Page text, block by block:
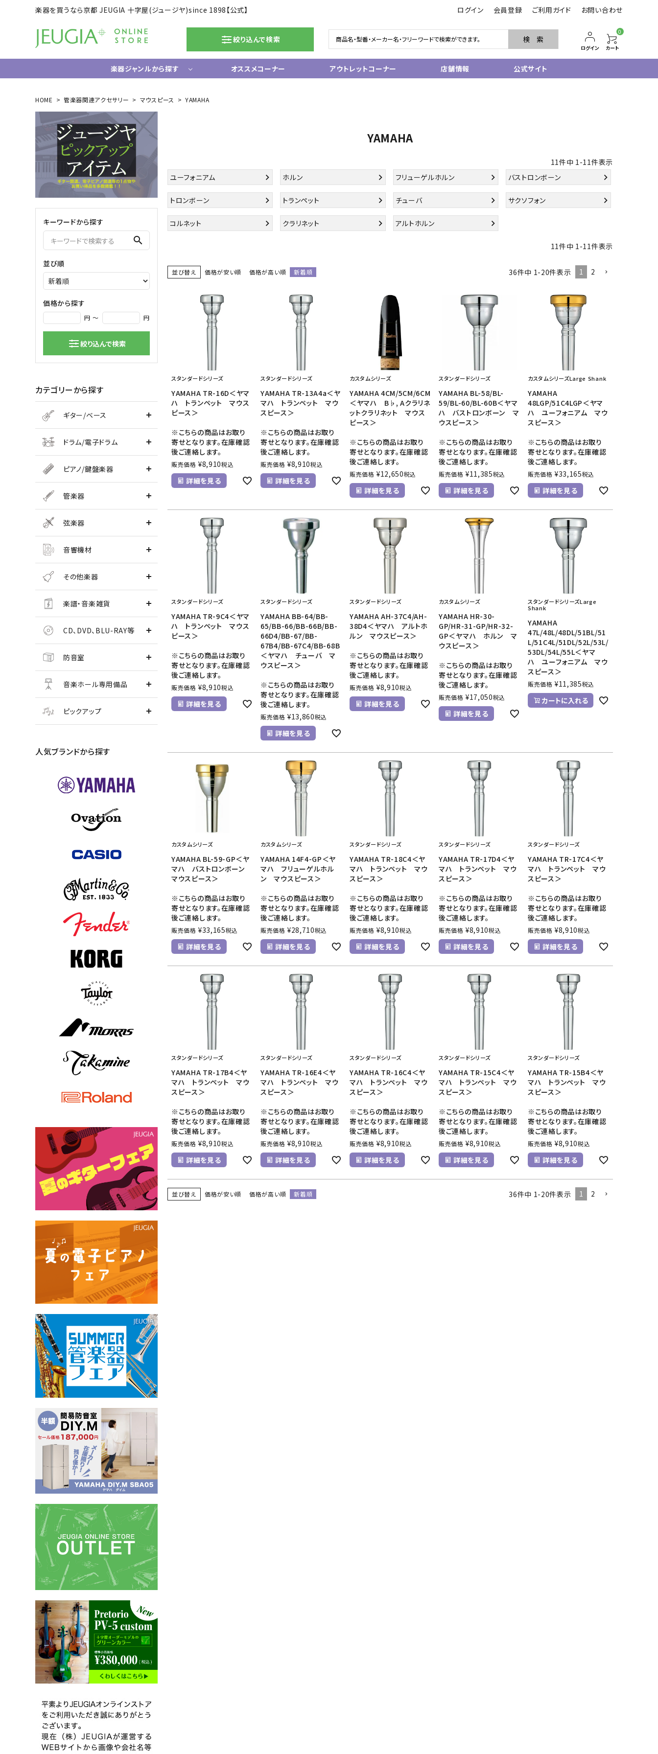
楽器を買うなら京都 JEUGIA 十字屋(ジュージヤ)since 1898【公式】 ログイン 会員登録 ご利用ガイド お問い合わせ
絞り込んで検索 検 索
ログイン
0
カート
楽器ジャンルから探す
ギター/ベース
エレキギター
エレキベース
アコースティックギター
中古ギター・アウトレットギター
ウクレレ
ギター関連小物
アンプ
エフェクター
ライフスタイルグッズ
中古ピアノ
関連アクセサリー
その他金管
中古管楽器
管楽器小物
弦楽器
クラシックギター
ハープ
弦楽器小物
DAW ／ DTM
DJ
マイク
オススメコーナー アウトレットコーナー 店舗情報 公式サイト
HOME 管楽器関連アクセサリー マウスピース YAMAHA
キーワードから探す
search
並び順
価格から探す
円 ～ 円
絞り込んで検索
カテゴリーから探す
ギター/ベース
ドラム/電子ドラム
ピアノ/鍵盤楽器
管楽器
弦楽器
音響機材
その他楽器
楽譜・音楽雑貨
CD、DVD、BLU-RAY等
防音室
音楽ホール専用備品
ピックアップ
人気ブランドから探す
YAMAHA
11件中 1 -11件表示
ユーフォニアム
ホルン フリューゲルホルン バストロンボーン
トロンボーン トランペット チューバ サクソフォン
コルネット クラリネット アルトホルン
11件中 1 -11件表示
並び替え 価格が安い順 価格が高い順 新着順 36件中 1-20件表示 1 2
スタンダードシリーズ
YAMAHA TR-16D＜ヤマ
ハ トランペット マウス
ピース＞
※こちらの商品はお取り
寄せとなります。在庫確認
後ご連絡します。
販売価格 ¥8,910税込
詳細を見る
スタンダードシリーズ
YAMAHA TR-13A4a＜ヤ
マハ トランペット マウ
スピース＞
※こちらの商品はお取り
寄せとなります。在庫確認
後ご連絡します。
販売価格 ¥8,910税込
詳細を見る
カスタムシリーズ
YAMAHA 4CM/5CM/6CM
＜ヤマハ B♭, Aクラリネ
ットクラリネット マウス
ピース＞
※こちらの商品はお取り
寄せとなります。在庫確認
後ご連絡します。
販売価格 ¥12,650税込
詳細を見る
スタンダードシリーズ
YAMAHA BL-58/BL-
59/BL-60/BL-60B＜ヤマ
ハ バストロンボーン マ
ウスピース＞
※こちらの商品はお取り
寄せとなります。在庫確認
後ご連絡します。
販売価格 ¥11,385税込
詳細を見る
カスタムシリーズLarge Shank
YAMAHA
48LGP/51C4LGP＜ヤマ
ハ ユーフォニアム マウ
スピース＞
※こちらの商品はお取り
寄せとなります。在庫確認
後ご連絡します。
販売価格 ¥33,165税込
詳細を見る
スタンダードシリーズ
YAMAHA TR-9C4＜ヤマ
ハ トランペット マウス
ピース＞
※こちらの商品はお取り
寄せとなります。在庫確認
後ご連絡します。
販売価格 ¥8,910税込
詳細を見る
スタンダードシリーズ
YAMAHA BB-64/BB-
65/BB-66/BB-66B/BB-
66D4/BB-67/BB-
67B4/BB-67C4/BB-68B
＜ヤマハ チューバ マ
ウスピース＞
※こちらの商品はお取り
寄せとなります。在庫確認
後ご連絡します。
販売価格 ¥13,860税込
詳細を見る
スタンダードシリーズ
YAMAHA AH-37C4/AH-
38D4＜ヤマハ アルトホ
ルン マウスピース＞
※こちらの商品はお取り
寄せとなります。在庫確認
後ご連絡します。
販売価格 ¥8,910税込
詳細を見る
カスタムシリーズ
YAMAHA HR-30-
GP/HR-31-GP/HR-32-
GP＜ヤマハ ホルン マ
ウスピース＞
※こちらの商品はお取り
寄せとなります。在庫確認
後ご連絡します。
販売価格 ¥17,050税込
詳細を見る
スタンダードシリーズLarge
Shank
YAMAHA
47L/48L/48DL/51BL/51
L/51C4L/51DL/52L/53L/
53DL/54L/55L＜ヤマ
ハ ユーフォニアム マウ
スピース＞
販売価格 ¥11,385税込
カートに入れる
カスタムシリーズ
YAMAHA BL-59-GP＜ヤ
マハ バストロンボーン
マウスピース＞
※こちらの商品はお取り
寄せとなります。在庫確認
後ご連絡します。
販売価格 ¥33,165税込
詳細を見る
カスタムシリーズ
YAMAHA 14F4-GP＜ヤ
マハ フリューゲルホル
ン マウスピース＞
※こちらの商品はお取り
寄せとなります。在庫確認
後ご連絡します。
販売価格 ¥28,710税込
詳細を見る
スタンダードシリーズ
YAMAHA TR-18C4＜ヤ
マハ トランペット マウ
スピース＞
※こちらの商品はお取り
寄せとなります。在庫確認
後ご連絡します。
販売価格 ¥8,910税込
詳細を見る
スタンダードシリーズ
YAMAHA TR-17D4＜ヤ
マハ トランペット マウ
スピース＞
※こちらの商品はお取り
寄せとなります。在庫確認
後ご連絡します。
販売価格 ¥8,910税込
詳細を見る
スタンダードシリーズ
YAMAHA TR-17C4＜ヤ
マハ トランペット マウ
スピース＞
※こちらの商品はお取り
寄せとなります。在庫確認
後ご連絡します。
販売価格 ¥8,910税込
詳細を見る
スタンダードシリーズ
YAMAHA TR-17B4＜ヤ
マハ トランペット マウ
スピース＞
※こちらの商品はお取り
寄せとなります。在庫確認
後ご連絡します。
販売価格 ¥8,910税込
詳細を見る
スタンダードシリーズ
YAMAHA TR-16E4＜ヤ
マハ トランペット マウ
スピース＞
※こちらの商品はお取り
寄せとなります。在庫確認
後ご連絡します。
販売価格 ¥8,910税込
詳細を見る
スタンダードシリーズ
YAMAHA TR-16C4＜ヤ
マハ トランペット マウ
スピース＞
※こちらの商品はお取り
寄せとなります。在庫確認
後ご連絡します。
販売価格 ¥8,910税込
詳細を見る
スタンダードシリーズ
YAMAHA TR-15C4＜ヤ
マハ トランペット マウ
スピース＞
※こちらの商品はお取り
寄せとなります。在庫確認
後ご連絡します。
販売価格 ¥8,910税込
詳細を見る
スタンダードシリーズ
YAMAHA TR-15B4＜ヤ
マハ トランペット マウ
スピース＞
※こちらの商品はお取り
寄せとなります。在庫確認
後ご連絡します。
販売価格 ¥8,910税込
詳細を見る
並び替え 価格が安い順 価格が高い順 新着順 36件中 1-20件表示 1 2